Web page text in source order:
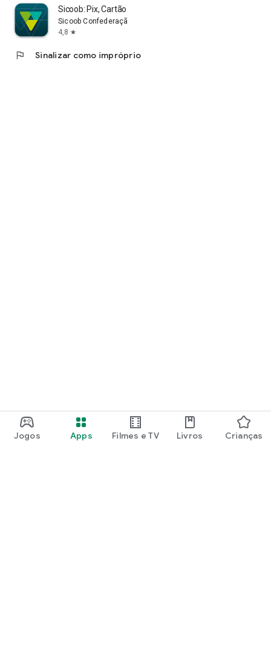
Jogos Apps Filmes e TV Livros Crianças
Sicoob: Pix, Cartão e Conta
Sicoob Confederação
4,8 star
flag Sinalizar como impróprio